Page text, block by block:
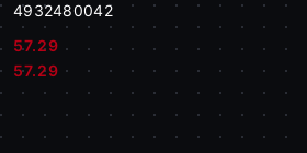
4932480042
Cena:
57.29
Cena:
57.29